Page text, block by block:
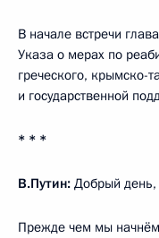
В начале встречи
Указа о мерах по
греческого, крымско-
и государственной
* * *
В.Путин: Добрый
Прежде чем мы начнём